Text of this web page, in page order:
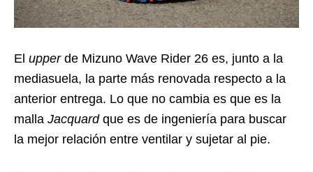
El upperde Mizuno Wave Rider 26 es, junto a la
mediasuela, la parte más renovada respecto a la
anterior entrega. Lo que no cambia es que es la
malla Jacquardque es de ingeniería para buscar
la mejor relación entre ventilar y sujetar al pie.